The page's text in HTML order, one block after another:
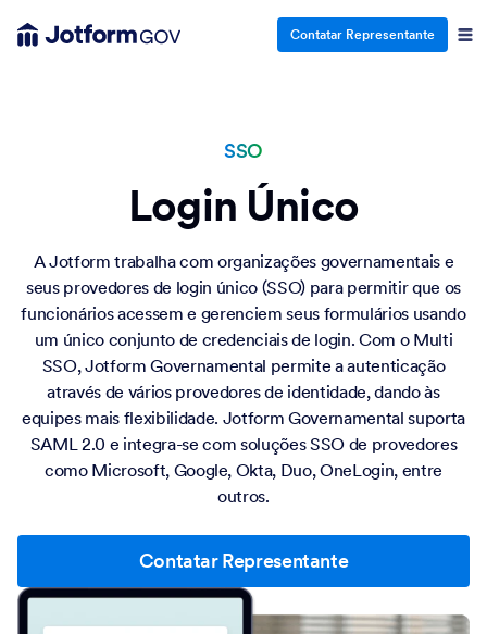
Contatar Representante
SSO
Login Único
A Jotform trabalha com organizações governamentais e
seus provedores de login único (SSO) para permitir que os
funcionários acessem e gerenciem seus formulários usando
um único conjunto de credenciais de login. Com o Multi
SSO, Jotform Governamental permite a autenticação
através de vários provedores de identidade, dando às
equipes mais flexibilidade. Jotform Governamental suporta
SAML 2.0 e integra-se com soluções SSO de provedores
como Microsoft, Google, Okta, Duo, OneLogin, entre
outros.
Contatar Representante